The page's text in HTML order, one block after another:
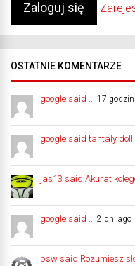
OSTATNIE KOMENTARZE
google said ... 17
google said tantaly doll
jas13 said Akurat
google said ... 2 dni ago
bsw said Rozumiesz